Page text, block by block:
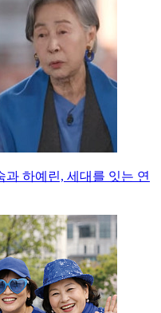
과 하예린, 세대를 잇는 연